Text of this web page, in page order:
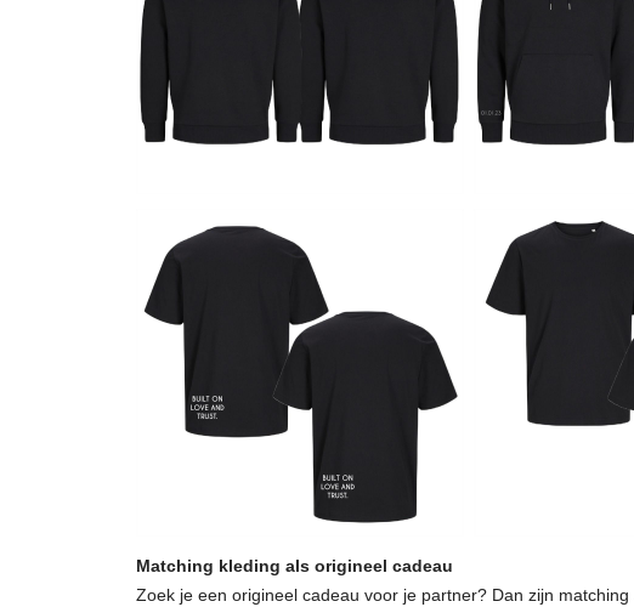
Matching kleding als origineel cadeau
Zoek je een origineel cadeau voor je partner? Dan zijn